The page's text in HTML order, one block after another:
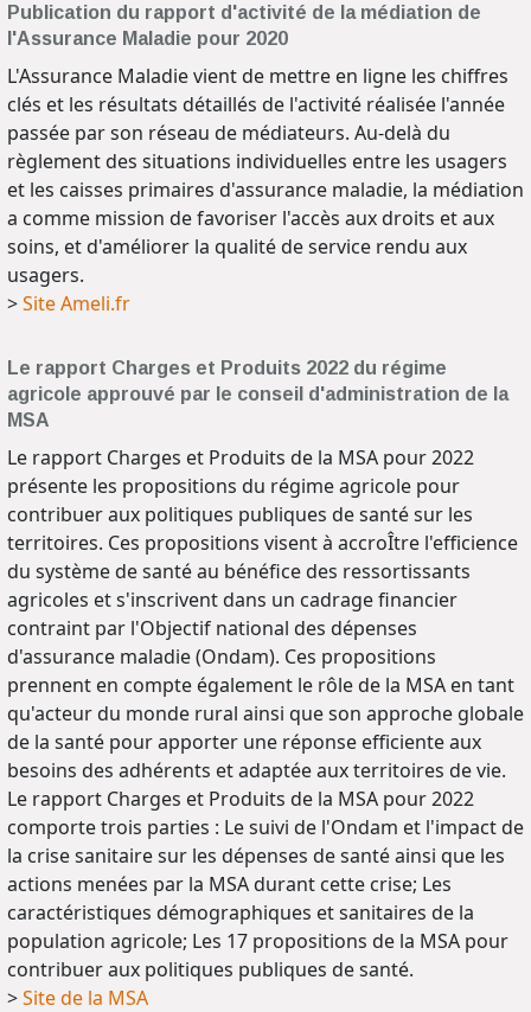
Publication du rapport d'activité de la médiation de
l'Assurance Maladie pour 2020
L'Assurance Maladie vient de mettre en ligne les chiffres
clés et les résultats détaillés de l'activité réalisée l'année
passée par son réseau de médiateurs. Au-delà du
règlement des situations individuelles entre les usagers
et les caisses primaires d'assurance maladie, la médiation
a comme mission de favoriser l'accès aux droits et aux
soins, et d'améliorer la qualité de service rendu aux
usagers.
>Site Ameli.fr
Le rapport Charges et Produits 2022 du régime
agricole approuvé par le conseil d'administration de la
MSA
Le rapport Charges et Produits de la MSA pour 2022
présente les propositions du régime agricole pour
contribuer aux politiques publiques de santé sur les
territoires. Ces propositions visent à accroÎtre l'efficience
du système de santé au bénéfice des ressortissants
agricoles et s'inscrivent dans un cadrage financier
contraint par l'Objectif national des dépenses
d'assurance maladie (Ondam). Ces propositions
prennent en compte également le rôle de la MSA en tant
qu'acteur du monde rural ainsi que son approche globale
de la santé pour apporter une réponse efficiente aux
besoins des adhérents et adaptée aux territoires de vie.
Le rapport Charges et Produits de la MSA pour 2022
comporte trois parties : Le suivi de l'Ondam et l'impact de
la crise sanitaire sur les dépenses de santé ainsi que les
actions menées par la MSA durant cette crise; Les
caractéristiques démographiques et sanitaires de la
population agricole; Les 17 propositions de la MSA pour
contribuer aux politiques publiques de santé.
>Site de la MSA